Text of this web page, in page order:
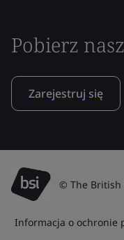
Pobierz
Zarejestruj się
© The British
Informacja o ochronie